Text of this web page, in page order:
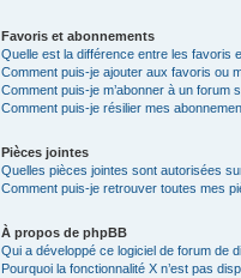
Favoris et abonnements
Quelle est la différence entre les favoris
Comment puis-je ajouter aux favoris ou
Comment puis-je m’abonner à un forum
Comment puis-je résilier mes
Pièces jointes
Quelles pièces jointes sont autorisées
Comment puis-je retrouver toutes mes
À propos de phpBB
Qui a développé ce logiciel de forum de
Pourquoi la fonctionnalité X n’est pas